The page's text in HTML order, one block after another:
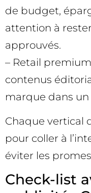
de budget,
attention à
approuvés.
– Retail
contenus
marque dans
Chaque vertical
pour coller à
éviter les
Check-list